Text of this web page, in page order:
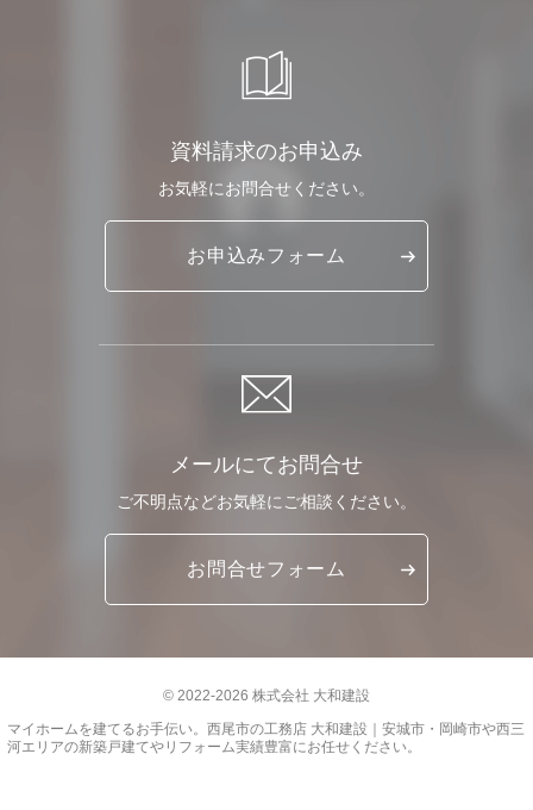
資料請求のお申込み
お気軽にお問合せください。
お申込みフォーム
メールにてお問合せ
ご不明点などお気軽に ご相談ください。
お問合せフォーム
© 2022-2026 株式会社 大和建設
マイホームを建てるお手伝い。 西尾市の工務店 大和建設｜安城市・岡崎市や西三
河エリアの新築戸建てやリフォーム実績豊富にお任せください。